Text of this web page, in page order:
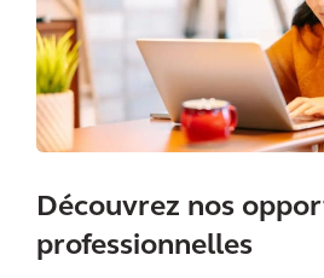
Découvrez nos
professionnelles